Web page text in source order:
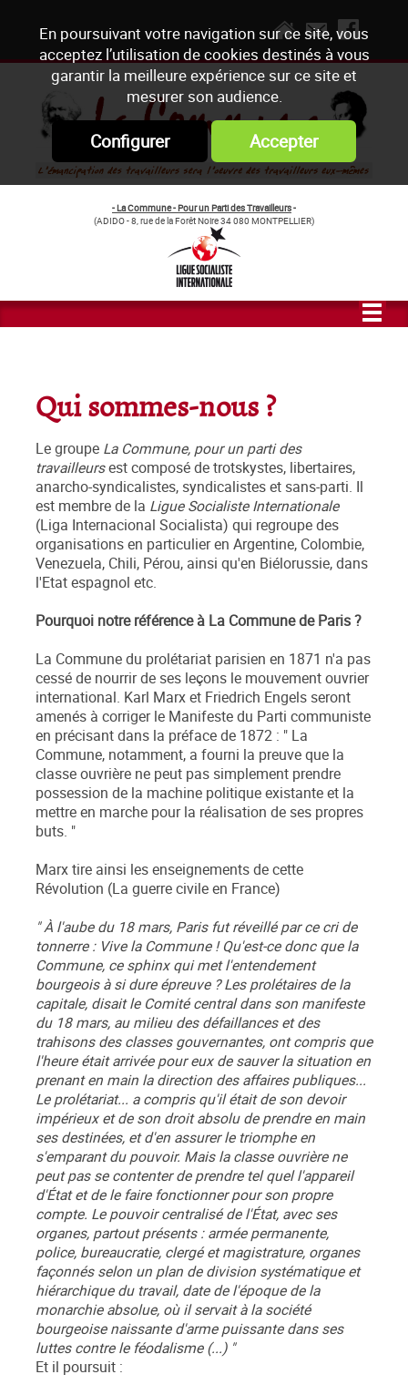
En poursuivant votre navigation sur ce site, vous
acceptez l’utilisation de cookies destinés à vous
garantir la meilleure expérience sur ce site et
mesurer son audience.
Configurer Accepter
- La Commune - Pour un Parti des Travailleurs-
(ADIDO - 8, rue de la Forêt Noire 34 080 MONTPELLIER)
Qui sommes-nous ?
Le groupe La Commune, pour un parti des
travailleursest composé de trotskystes, libertaires,
anarcho-syndicalistes, syndicalistes et sans-parti. Il
est membre de la Ligue Socialiste Internationale
(Liga Internacional Socialista) qui regroupe des
organisations en particulier en Argentine, Colombie,
Venezuela, Chili, Pérou, ainsi qu'en Biélorussie, dans
l'Etat espagnol etc.
Pourquoi notre référence à La Commune de Paris ?
La Commune du prolétariat parisien en 1871 n'a pas
cessé de nourrir de ses leçons le mouvement ouvrier
international. Karl Marx et Friedrich Engels seront
amenés à corriger le Manifeste du Parti communiste
en précisant dans la préface de 1872 : " La
Commune, notamment, a fourni la preuve que la
classe ouvrière ne peut pas simplement prendre
possession de la machine politique existante et la
mettre en marche pour la réalisation de ses propres
buts. "
Marx tire ainsi les enseignements de cette
Révolution (La guerre civile en France)
" À l'aube du 18 mars, Paris fut réveillé par ce cri de
tonnerre : Vive la Commune ! Qu'est-ce donc que la
Commune, ce sphinx qui met l'entendement
bourgeois à si dure épreuve ? Les prolétaires de la
capitale, disait le Comité central dans son manifeste
du 18 mars, au milieu des défaillances et des
trahisons des classes gouvernantes, ont compris que
l'heure était arrivée pour eux de sauver la situation en
prenant en main la direction des affaires publiques...
Le prolétariat... a compris qu'il était de son devoir
impérieux et de son droit absolu de prendre en main
ses destinées, et d'en assurer le triomphe en
s'emparant du pouvoir. Mais la classe ouvrière ne
peut pas se contenter de prendre tel quel l'appareil
d'État et de le faire fonctionner pour son propre
compte. Le pouvoir centralisé de l'État, avec ses
organes, partout présents : armée permanente,
police, bureaucratie, clergé et magistrature, organes
façonnés selon un plan de division systématique et
hiérarchique du travail, date de l'époque de la
monarchie absolue, où il servait à la société
bourgeoise naissante d'arme puissante dans ses
luttes contre le féodalisme (...) "
Et il poursuit :